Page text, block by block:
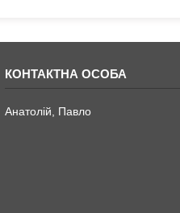
Анатолій, Павло